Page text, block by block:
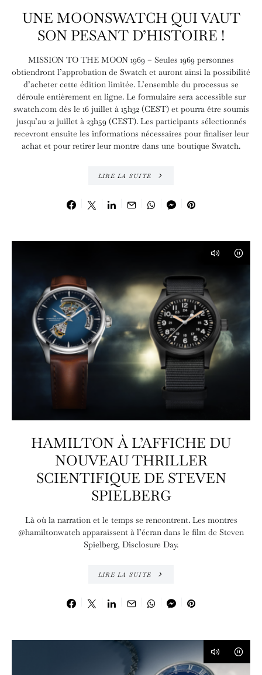
UNE MOONSWATCH QUI VAUT
SON PESANT D’HISTOIRE !
MISSION TO THE MOON 1969 – Seules 1969 personnes
obtiendront l’approbation de Swatch et auront ainsi la possibilité
d’acheter cette édition limitée. L’ensemble du processus se
déroule entièrement en ligne. Le formulaire sera accessible sur
swatch.com dès le 16 juillet à 15h32 (CEST) et pourra être soumis
jusqu’au 21 juillet à 23h59 (CEST). Les participants sélectionnés
recevront ensuite les informations nécessaires pour finaliser leur
achat et pour retirer leur montre dans une boutique Swatch.
LIRE LA SUITE
HAMILTON À L’AFFICHE DU
NOUVEAU THRILLER
SCIENTIFIQUE DE STEVEN
SPIELBERG
Là où la narration et le temps se rencontrent. Les montres
@hamiltonwatch apparaissent à l’écran dans le film de Steven
Spielberg, Disclosure Day.
LIRE LA SUITE